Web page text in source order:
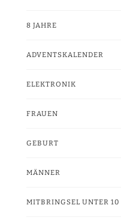
8 JAHRE
ADVENTSKALENDER
ELEKTRONIK
FRAUEN
GEBURT
MÄNNER
MITBRINGSEL UNTER 10